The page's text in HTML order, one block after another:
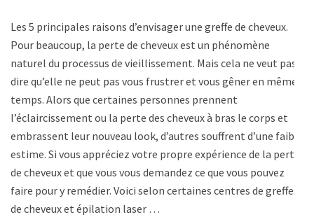
Les 5 principales raisons d’envisager une greffe de cheveux.
Pour beaucoup, la perte de cheveux est un phénomène
naturel du processus de vieillissement. Mais cela ne veut pas
dire qu’elle ne peut pas vous frustrer et vous gêner en même
temps. Alors que certaines personnes prennent
l’éclaircissement ou la perte des cheveux à bras le corps et
embrassent leur nouveau look, d’autres souffrent d’une faible
estime. Si vous appréciez votre propre expérience de la perte
de cheveux et que vous vous demandez ce que vous pouvez
faire pour y remédier. Voici selon certaines centres de greffes
de cheveux et épilation laser …